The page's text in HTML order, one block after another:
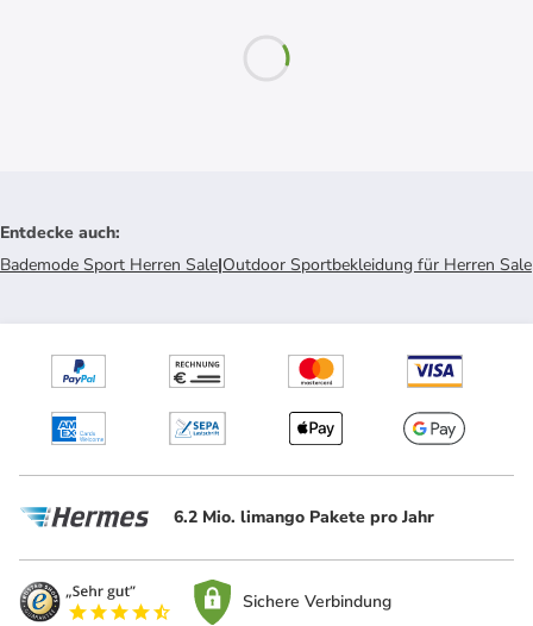
Entdecke auch:
Bademode Sport Herren Sale|Outdoor Sportbekleidung für Herren Sale
6.2 Mio. limango Pakete pro Jahr
Sichere Verbindung